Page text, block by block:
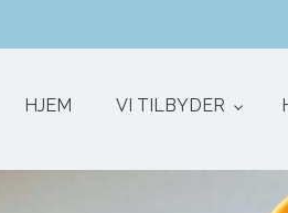
HJEM VI TILBYDER